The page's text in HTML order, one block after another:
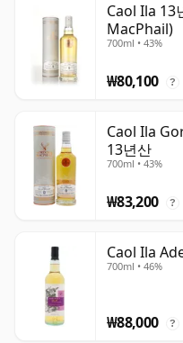
Caol Ila
MacPhail)
700ml • 43%
₩80,100 ?
Caol Ila
13년산
700ml • 43%
₩83,200 ?
Caol Ila
700ml • 46%
₩88,000 ?